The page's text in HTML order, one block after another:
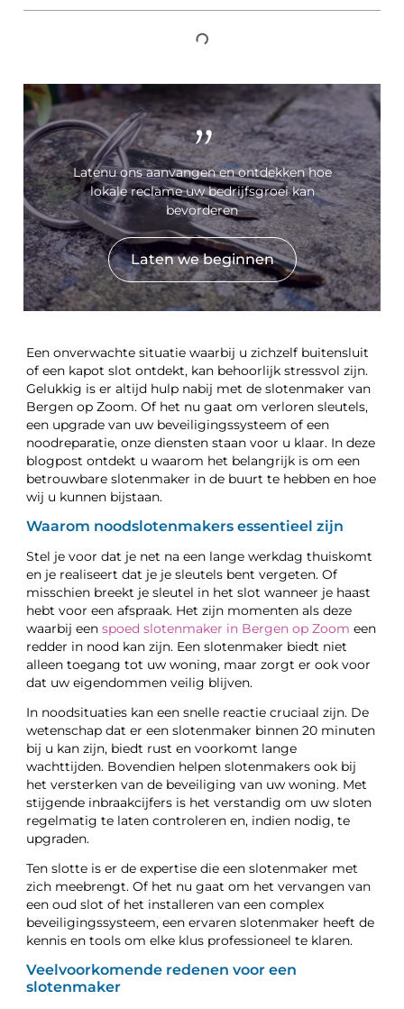
Een onverwachte situatie waarbij u zichzelf buitensluit
of een kapot slot ontdekt, kan behoorlijk stressvol zijn.
Gelukkig is er altijd hulp nabij met de slotenmaker van
Bergen op Zoom. Of het nu gaat om verloren sleutels,
een upgrade van uw beveiligingssysteem of een
noodreparatie, onze diensten staan voor u klaar. In deze
blogpost ontdekt u waarom het belangrijk is om een
betrouwbare slotenmaker in de buurt te hebben en hoe
wij u kunnen bijstaan.
Waarom noodslotenmakers essentieel zijn
Stel je voor dat je net na een lange werkdag thuiskomt
en je realiseert dat je je sleutels bent vergeten. Of
misschien breekt je sleutel in het slot wanneer je haast
hebt voor een afspraak. Het zijn momenten als deze
waarbij eenspoed slotenmaker in Bergen op Zoom een
redder in nood kan zijn. Een slotenmaker biedt niet
alleen toegang tot uw woning, maar zorgt er ook voor
dat uw eigendommen veilig blijven.
In noodsituaties kan een snelle reactie cruciaal zijn. De
wetenschap dat er een slotenmaker binnen 20 minuten
bij u kan zijn, biedt rust en voorkomt lange
wachttijden. Bovendien helpen slotenmakers ook bij
het versterken van de beveiliging van uw woning. Met
stijgende inbraakcijfers is het verstandig om uw sloten
regelmatig te laten controleren en, indien nodig, te
upgraden.
Ten slotte is er de expertise die een slotenmaker met
zich meebrengt. Of het nu gaat om het vervangen van
een oud slot of het installeren van een complex
beveiligingssysteem, een ervaren slotenmaker heeft de
kennis en tools om elke klus professioneel te klaren.
Veelvoorkomende redenen voor een
slotenmaker
"
Latenu ons aanvangen en ontdekken hoe
lokale reclame uw bedrijfsgroei kan
bevorderen
Laten we beginnen